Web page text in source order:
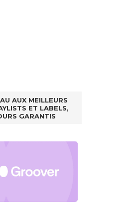
AUX MEILLEURS
ET LABELS,
GARANTIS